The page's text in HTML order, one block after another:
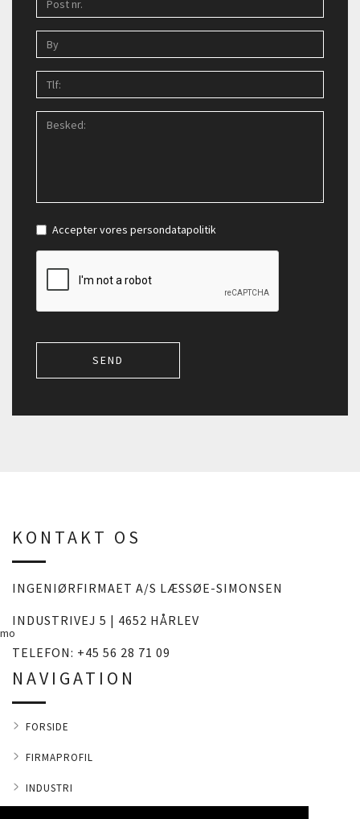
Accepter vores persondatapolitik
KONTAKT OS
INGENIØRFIRMAET A/S LÆSSØE-SIMONSEN
INDUSTRIVEJ 5 | 4652 HÅRLEV
TELEFON: +45 56 28 71 09
NAVIGATION
FORSIDE
FIRMAPROFIL
INDUSTRI
mo